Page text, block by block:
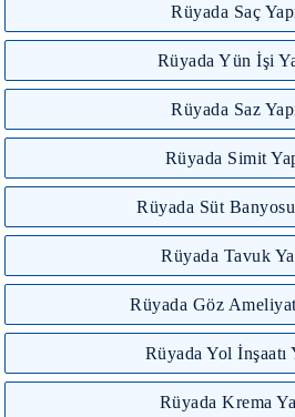
Rüyada Saç
Rüyada Yün İşi
Rüyada Saz
Rüyada Simit
Rüyada Süt
Rüyada Tavuk
Rüyada Göz
Rüyada Yol İnşaatı
Rüyada Krema